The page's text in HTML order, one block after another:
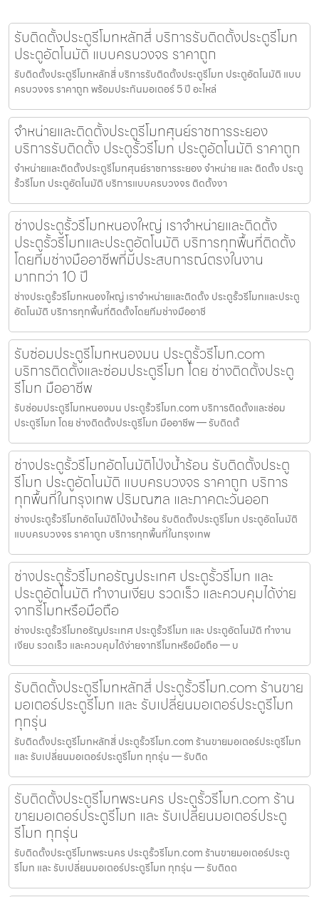
รับติดตั้งประตูรีโมทหลักสี่ บริการรับติดตั้งประตูรีโมท
ประตูอัตโนมัติ แบบครบวงจร ราคาถูก
รับติดตั้งประตูรีโมทหลักสี่ บริการรับติดตั้งประตูรีโมท ประตูอัตโนมัติ แบบ
ครบวงจร ราคาถูก พร้อมประกันมอเตอร์ 5 ปี อะไหล่
จำหน่ายและติดตั้งประตูรีโมทศุนย์ราชการระยอง
บริการรับติดตั้ง ประตูรั้วรีโมท ประตูอัตโนมัติ ราคาถูก
จำหน่ายและติดตั้งประตูรีโมทศุนย์ราชการระยอง จำหน่าย และ ติดตั้ง ประตู
รั้วรีโมท ประตูอัตโนมัติ บริการแบบครบวงจร ติดตั้งงา
ช่างประตูรั้วรีโมทหนองใหญ่ เราจำหน่ายและติดตั้ง
ประตูรั้วรีโมทและประตูอัตโนมัติ บริการทุกพื้นที่ติดตั้ง
โดยทีมช่างมืออาชีพที่มีประสบการณ์ตรงในงาน
มากกว่า 10 ปี
ช่างประตูรั้วรีโมทหนองใหญ่ เราจำหน่ายและติดตั้ง ประตูรั้วรีโมทและประตู
อัตโนมัติ บริการทุกพื้นที่ติดตั้งโดยทีมช่างมืออาชี
รับซ่อมประตูรีโมทหนองมน ประตูรั้วรีโมท.com
บริการติดตั้งและซ่อมประตูรีโมท โดย ช่างติดตั้งประตู
รีโมท มืออาชีพ
รับซ่อมประตูรีโมทหนองมน ประตูรั้วรีโมท.com บริการติดตั้งและซ่อม
ประตูรีโมท โดย ช่างติดตั้งประตูรีโมท มืออาชีพ — รับติดตั้
ช่างประตูรั้วรีโมทอัตโนมัติโป่งน้ำร้อน รับติดตั้งประตู
รีโมท ประตูอัตโนมัติ แบบครบวงจร ราคาถูก บริการ
ทุกพื้นที่ในกรุงเทพ ปริมณฑล และภาคตะวันออก
ช่างประตูรั้วรีโมทอัตโนมัติโป่งน้ำร้อน รับติดตั้งประตูรีโมท ประตูอัตโนมัติ
แบบครบวงจร ราคาถูก บริการทุกพื้นที่ในกรุงเทพ
ช่างประตูรั้วรีโมทอรัญประเทศ ประตูรั้วรีโมท และ
ประตูอัตโนมัติ ทำงานเงียบ รวดเร็ว และควบคุมได้ง่าย
จากรีโมทหรือมือถือ
ช่างประตูรั้วรีโมทอรัญประเทศ ประตูรั้วรีโมท และ ประตูอัตโนมัติ ทำงาน
เงียบ รวดเร็ว และควบคุมได้ง่ายจากรีโมทหรือมือถือ — บ
รับติดตั้งประตูรีโมทหลักสี่ ประตูรั้วรีโมท.com ร้านขาย
มอเตอร์ประตูรีโมท และ รับเปลี่ยนมอเตอร์ประตูรีโมท
ทุกรุ่น
รับติดตั้งประตูรีโมทหลักสี่ ประตูรั้วรีโมท.com ร้านขายมอเตอร์ประตูรีโมท
และ รับเปลี่ยนมอเตอร์ประตูรีโมท ทุกรุ่น — รับติด
รับติดตั้งประตูรีโมทพระนคร ประตูรั้วรีโมท.com ร้าน
ขายมอเตอร์ประตูรีโมท และ รับเปลี่ยนมอเตอร์ประตู
รีโมท ทุกรุ่น
รับติดตั้งประตูรีโมทพระนคร ประตูรั้วรีโมท.com ร้านขายมอเตอร์ประตู
รีโมท และ รับเปลี่ยนมอเตอร์ประตูรีโมท ทุกรุ่น — รับติดต